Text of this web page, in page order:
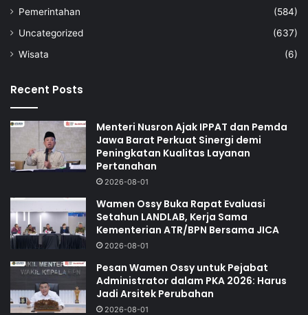
Pemerintahan
(584)
Uncategorized
(637)
Wisata
(6)
Recent Posts
Menteri Nusron Ajak IPPAT dan Pemda
Jawa Barat Perkuat Sinergi demi
Peningkatan Kualitas Layanan
Pertanahan
2026-08-01
Wamen Ossy Buka Rapat Evaluasi
Setahun LANDLAB, Kerja Sama
Kementerian ATR/BPN Bersama JICA
2026-08-01
Pesan Wamen Ossy untuk Pejabat
Administrator dalam PKA 2026: Harus
Jadi Arsitek Perubahan
2026-08-01